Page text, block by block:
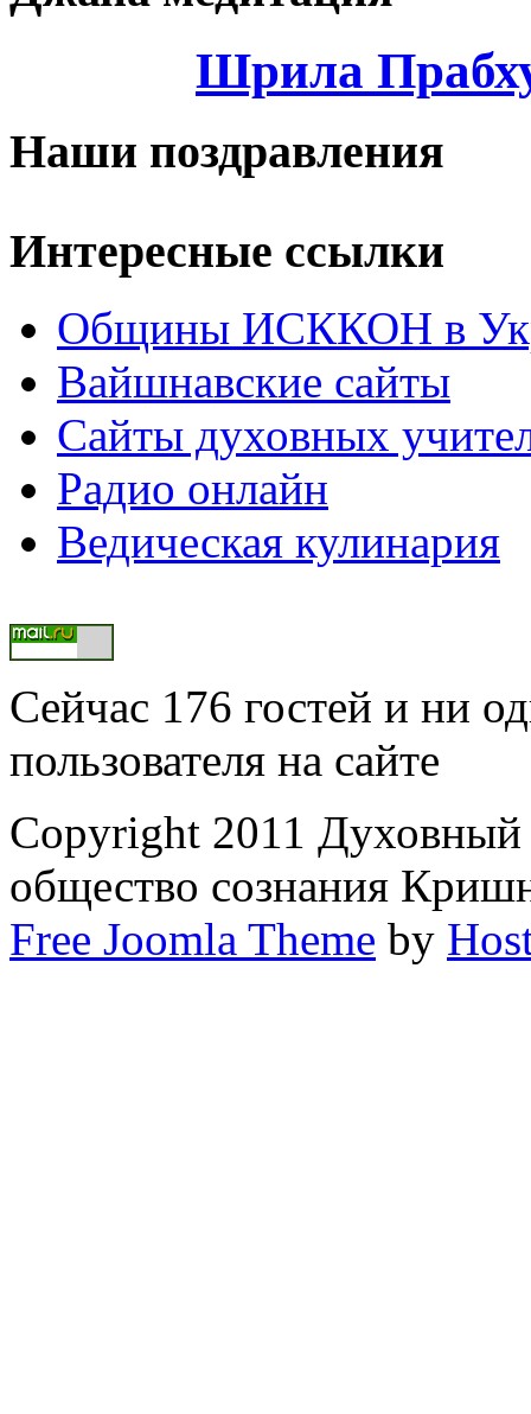
Шрила
Наши поздравления
Интересные ссылки
Общины ИСККОН в
Вайшнавские сайты
Сайты духовных
Радио онлайн
Ведическая кулинария
Сейчас 176 гостей и ни
пользователя на сайте
Copyright 2011 Духовный
общество сознания
Free Joomla Theme by